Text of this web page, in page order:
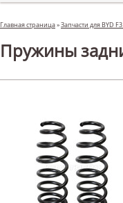
Главная страница»Запчасти для BYD
Пружины